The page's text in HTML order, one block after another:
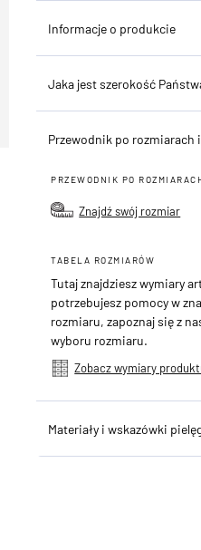
Informacje o produkcie
Jaka jest szerokość
Przewodnik po
PRZEWODNIK PO
Znajdź swój rozmiar
TABELA ROZMIARÓW
Tutaj znajdziesz wymiary
potrzebujesz pomocy w
rozmiaru, zapoznaj się z
wyboru rozmiaru.
Zobacz wymiary
Materiały i wskazówki